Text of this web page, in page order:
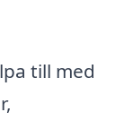
till med